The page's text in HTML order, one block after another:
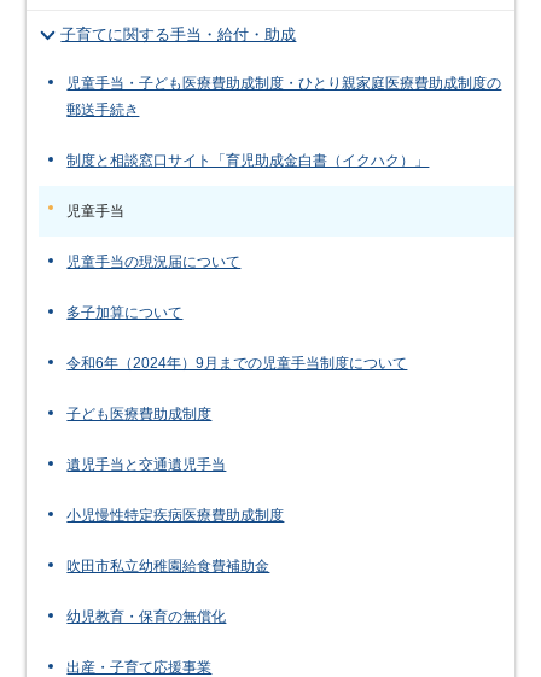
子育てに関する手当・給付・助成
児童手当・子ども医療費助成制度・ひとり親家庭医療費助成制度の
郵送手続き
制度と相談窓口サイト「育児助成金白書（イクハク）」
児童手当
児童手当の現況届について
多子加算について
令和6年（2024年）9月までの児童手当制度について
子ども医療費助成制度
遺児手当と交通遺児手当
小児慢性特定疾病医療費助成制度
吹田市私立幼稚園給食費補助金
幼児教育・保育の無償化
出産・子育て応援事業